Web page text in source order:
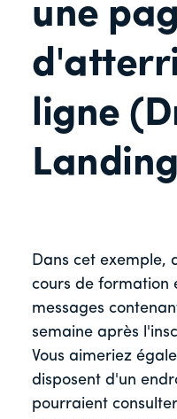
une
ligne
Dans cet exemple,
cours de formation
messages
semaine après
Vous aimeriez
disposent d'un
pourraient